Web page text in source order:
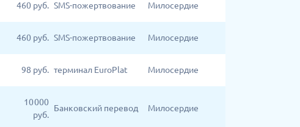
460 руб. SMS-пожертвование Милосердие
460 руб. SMS-пожертвование Милосердие
98 руб. терминал EuroPlat Милосердие
10 000
руб.
Банковский перевод Милосердие